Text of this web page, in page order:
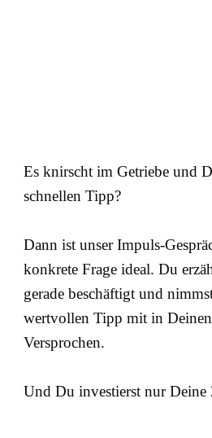
Es knirscht im Getriebe und
schnellen Tipp?
Dann ist unser Impuls-
konkrete Frage ideal. Du
gerade beschäftigt und
wertvollen Tipp mit in
Versprochen.
Und Du investierst nur Deine